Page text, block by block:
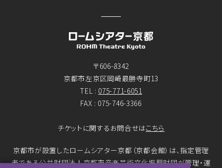
〒606-8342
京都市左京区岡崎最勝寺町13
TEL : 075-771-6051
FAX : 075-746-3366
チケットに関するお問合せはこちら
京都市が設置したロームシアター京都（京都会館）は、指定管理
者である公益財団法人京都市音楽芸術文化振興財団が管理・運